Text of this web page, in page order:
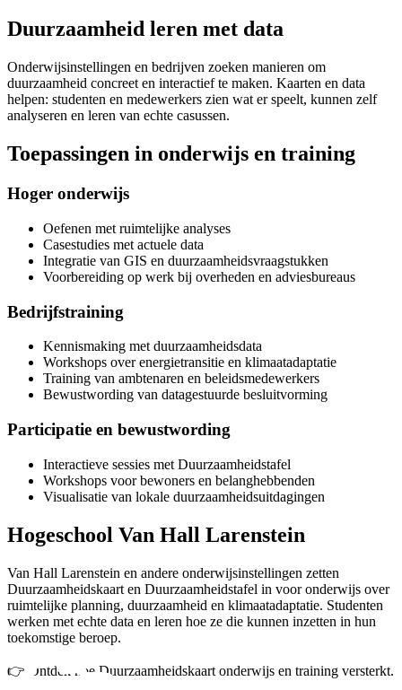
Duurzaamheid leren met data
Onderwijsinstellingen en bedrijven zoeken manieren om
duurzaamheid concreet en interactief te maken. Kaarten en data
helpen: studenten en medewerkers zien wat er speelt, kunnen zelf
analyseren en leren van echte casussen.
Toepassingen in onderwijs en training
Hoger onderwijs
Oefenen met ruimtelijke analyses
Casestudies met actuele data
Integratie van GIS en duurzaamheidsvraagstukken
Voorbereiding op werk bij overheden en adviesbureaus
Bedrijfstraining
Kennismaking met duurzaamheidsdata
Workshops over energietransitie en klimaatadaptatie
Training van ambtenaren en beleidsmedewerkers
Bewustwording van datagestuurde besluitvorming
Participatie en bewustwording
Interactieve sessies met Duurzaamheidstafel
Workshops voor bewoners en belanghebbenden
Visualisatie van lokale duurzaamheidsuitdagingen
Hogeschool Van Hall Larenstein
Van Hall Larenstein en andere onderwijsinstellingen zetten
Duurzaamheidskaart en Duurzaamheidstafel in voor onderwijs over
ruimtelijke planning, duurzaamheid en klimaatadaptatie. Studenten
werken met echte data en leren hoe ze die kunnen inzetten in hun
toekomstige beroep.
👉 Ontdek hoe Duurzaamheidskaart onderwijs en training versterkt.